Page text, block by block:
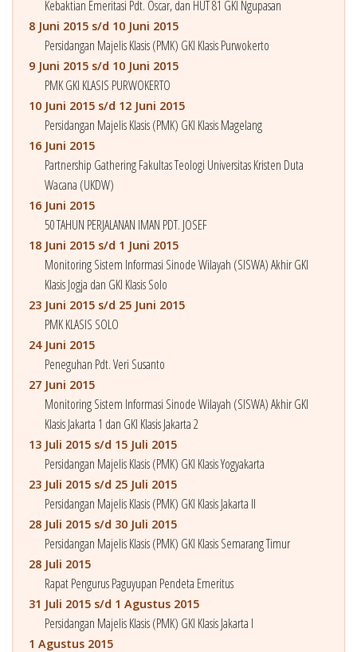
Kebaktian Emeritasi Pdt. Oscar, dan HUT 81 GKI Ngupasan
8 Juni 2015 s/d 10 Juni 2015
Persidangan Majelis Klasis (PMK) GKI Klasis Purwokerto
9 Juni 2015 s/d 10 Juni 2015
PMK GKI KLASIS PURWOKERTO
10 Juni 2015 s/d 12 Juni 2015
Persidangan Majelis Klasis (PMK) GKI Klasis Magelang
16 Juni 2015
Partnership Gathering Fakultas Teologi Universitas Kristen Duta
Wacana (UKDW)
16 Juni 2015
50 TAHUN PERJALANAN IMAN PDT. JOSEF
18 Juni 2015 s/d 1 Juni 2015
Monitoring Sistem Informasi Sinode Wilayah (SISWA) Akhir GKI
Klasis Jogja dan GKI Klasis Solo
23 Juni 2015 s/d 25 Juni 2015
PMK KLASIS SOLO
24 Juni 2015
Peneguhan Pdt. Veri Susanto
27 Juni 2015
Monitoring Sistem Informasi Sinode Wilayah (SISWA) Akhir GKI
Klasis Jakarta 1 dan GKI Klasis Jakarta 2
13 Juli 2015 s/d 15 Juli 2015
Persidangan Majelis Klasis (PMK) GKI Klasis Yogyakarta
23 Juli 2015 s/d 25 Juli 2015
Persidangan Majelis Klasis (PMK) GKI Klasis Jakarta II
28 Juli 2015 s/d 30 Juli 2015
Persidangan Majelis Klasis (PMK) GKI Klasis Semarang Timur
28 Juli 2015
Rapat Pengurus Paguyupan Pendeta Emeritus
31 Juli 2015 s/d 1 Agustus 2015
Persidangan Majelis Klasis (PMK) GKI Klasis Jakarta I
1 Agustus 2015